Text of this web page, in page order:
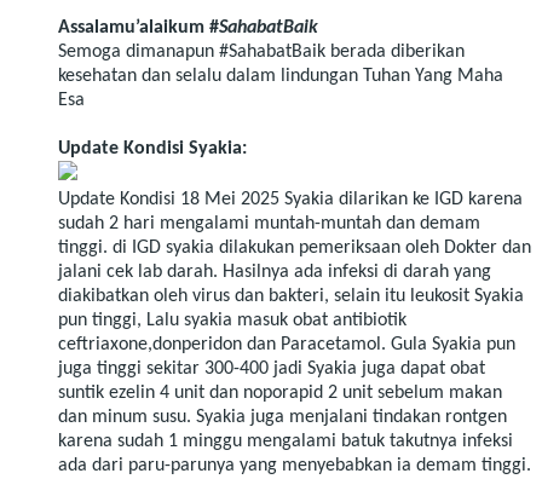
Assalamu’alaikum #SahabatBaik
Semoga dimanapun #SahabatBaik berada diberikan
kesehatan dan selalu dalam lindungan Tuhan Yang Maha
Esa
Update Kondisi Syakia:
Update Kondisi 18 Mei 2025 Syakia dilarikan ke IGD karena
sudah 2 hari mengalami muntah-muntah dan demam
tinggi. di IGD syakia dilakukan pemeriksaan oleh Dokter dan
jalani cek lab darah. Hasilnya ada infeksi di darah yang
diakibatkan oleh virus dan bakteri, selain itu leukosit Syakia
pun tinggi, Lalu syakia masuk obat antibiotik
ceftriaxone,donperidon dan Paracetamol. Gula Syakia pun
juga tinggi sekitar 300-400 jadi Syakia juga dapat obat
suntik ezelin 4 unit dan noporapid 2 unit sebelum makan
dan minum susu. Syakia juga menjalani tindakan rontgen
karena sudah 1 minggu mengalami batuk takutnya infeksi
ada dari paru-parunya yang menyebabkan ia demam tinggi.